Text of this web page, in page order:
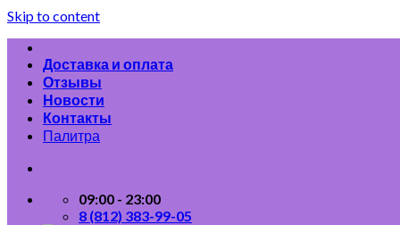
Skip to content
Доставка и оплата
Отзывы
Новости
Контакты
Палитра
09:00 - 23:00
8 (812) 383-99-05